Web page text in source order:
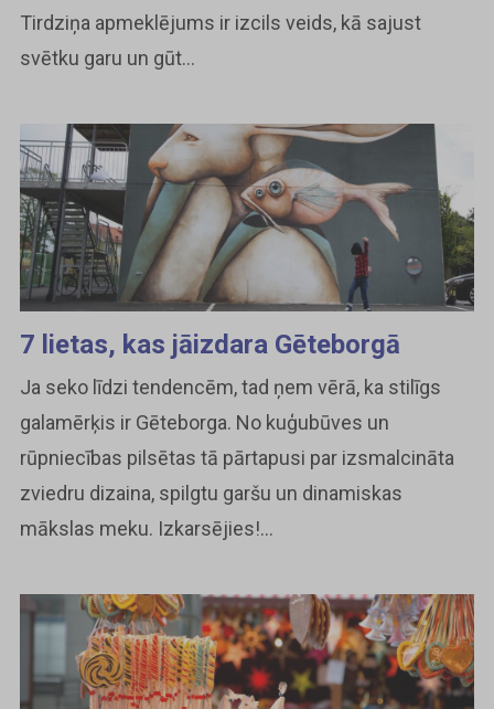
Tirdziņa apmeklējums ir izcils veids, kā sajust
svētku garu un gūt...
7 lietas, kas jāizdara Gēteborgā
Ja seko līdzi tendencēm, tad ņem vērā, ka stilīgs
galamērķis ir Gēteborga. No kuģubūves un
rūpniecības pilsētas tā pārtapusi par izsmalcināta
zviedru dizaina, spilgtu garšu un dinamiskas
mākslas meku. Izkarsējies!...